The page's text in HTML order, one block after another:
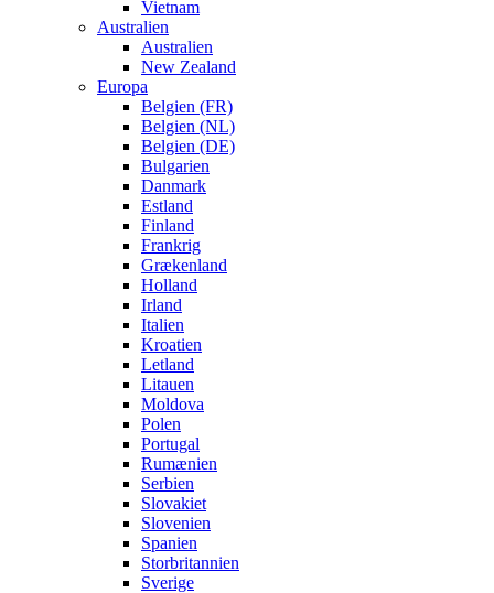
Vietnam
Australien
Australien
New Zealand
Europa
Belgien (FR)
Belgien (NL)
Belgien (DE)
Bulgarien
Danmark
Estland
Finland
Frankrig
Grækenland
Holland
Irland
Italien
Kroatien
Letland
Litauen
Moldova
Polen
Portugal
Rumænien
Serbien
Slovakiet
Slovenien
Spanien
Storbritannien
Sverige